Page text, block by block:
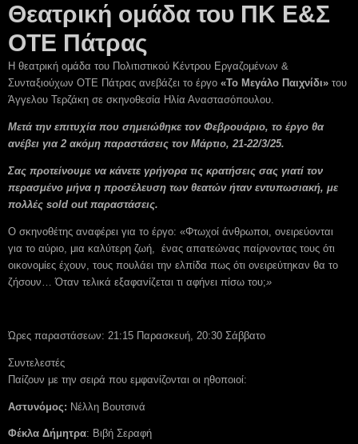
Θεατρική ομάδα του ΠΚ Ε&Σ
ΟΤΕ Πάτρας
Η θεατρική ομάδα του Πολιτιστικού Κέντρου Εργαζομένων &
Συνταξιούχων ΟΤΕ Πάτρας ανεβάζει το έργο «Το Μεγάλο Παιχνίδι» του
Άγγελου Τερζάκη σε σκηνοθεσία Ηλία Αναστασόπουλου.
Μετά την επιτυχία που σημειώθηκε τον Φεβρουάριο, το έργο θα
ανέβει για 2 ακόμη παραστάσεις τον Μάρτιο, 21-22/3/25.
Σας προτείνουμε να κάνετε γρήγορα τις κρατήσεις σας γιατί τον
περασμένο μήνα η προσέλευση των θεατών ήταν εντυπωσιακή, με
πολλές sold out παραστάσεις.
Ο σκηνοθέτης αναφέρει για το έργο: «Φτωχοί άνθρωποι, ονειρεύονται
για το αύριο, μια καλύτερη ζωή, ένας απατεώνας παίρνοντας τους ότι
οικονομίες έχουν, τους πουλάει την ελπίδα πως ότι ονειρεύτηκαν θα το
ζήσουν… Όταν τελικά εξαφανίζεται τι αφήνει πίσω του;»
Ώρες παραστάσεων: 21:15 Παρασκευή, 20:30 Σάββατο
Συντελεστές
Παίζουν με την σειρά που εμφανίζονται οι ηθοποιοί:
Αστυνόμος: Νέλλη Βουτσινά
Φέκλα Δήμητρα: Βιβή Σεραφή